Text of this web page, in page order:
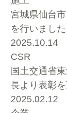
宮城県仙台
を行いました
2025.10.14
CSR
国土交通省
長より表彰
2025.02.12